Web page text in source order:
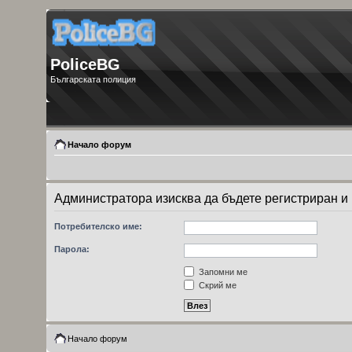
PoliceBG
Българската полиция
Начало форум
Администратора изисква да бъдете регистриран
Потребителско име:
Парола:
Запомни ме
Скрий ме
Начало форум